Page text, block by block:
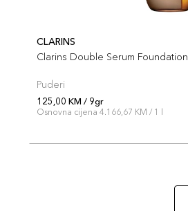
CLARINS
Clarins Double Serum Foundation
Puderi
125,00 KM / 9gr
Osnovna cijena 4.166,67 KM / 1 l